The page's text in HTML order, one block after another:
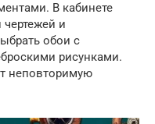
В кабинете
и
обои с
рисунками.
неповторимую